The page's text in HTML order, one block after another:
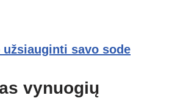
užsiauginti savo sode
vynuogių